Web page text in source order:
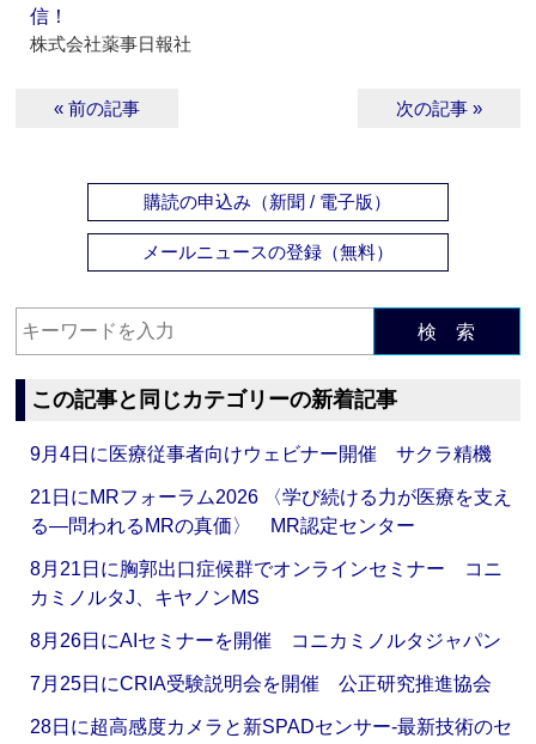
信！
株式会社薬事日報社
« 前の記事 次の記事 »
購読の申込み（新聞 / 電子版）
メールニュースの登録（無料）
検 索
この記事と同じカテゴリーの新着記事
9月4日に医療従事者向けウェビナー開催 サクラ精機
21日にMRフォーラム2026 〈学び続ける力が医療を支え
る―問われるMRの真価〉 MR認定センター
8月21日に胸郭出口症候群でオンラインセミナー コニ
カミノルタJ、キヤノンMS
8月26日にAIセミナーを開催 コニカミノルタジャパン
7月25日にCRIA受験説明会を開催 公正研究推進協会
28日に超高感度カメラと新SPADセンサー‐最新技術のセ